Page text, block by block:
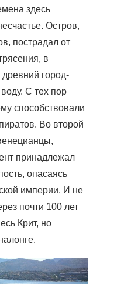
здесь
Остров,
пострадал от
в
древний город-
С тех пор
способствовали
Во второй
принадлежал
опасаясь
империи. И не
почти 100 лет
Крит, но